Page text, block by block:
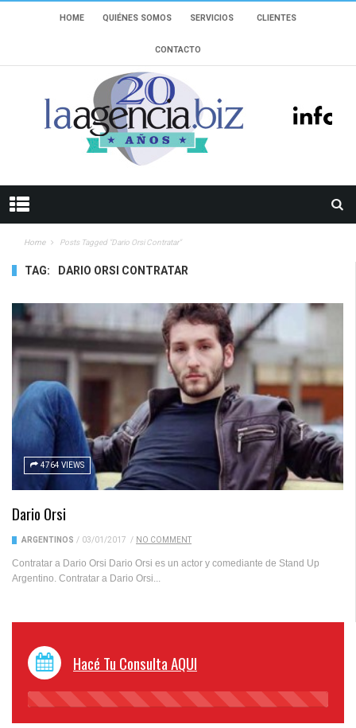
HOME QUIÉNES SOMOS SERVICIOS CLIENTES
CONTACTO
Home Posts Tagged "Dario Orsi Contratar"
TAG: DARIO ORSI CONTRATAR
4764 VIEWS
Dario Orsi
ARGENTINOS / 03/01/2017 / NO COMMENT
Contratar a Dario Orsi Dario Orsi es un actor y comediante de Stand Up
Argentino. Contratar a Dario Orsi...
Hacé Tu Consulta AQUI
45%